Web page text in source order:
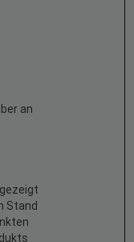
an
Stand